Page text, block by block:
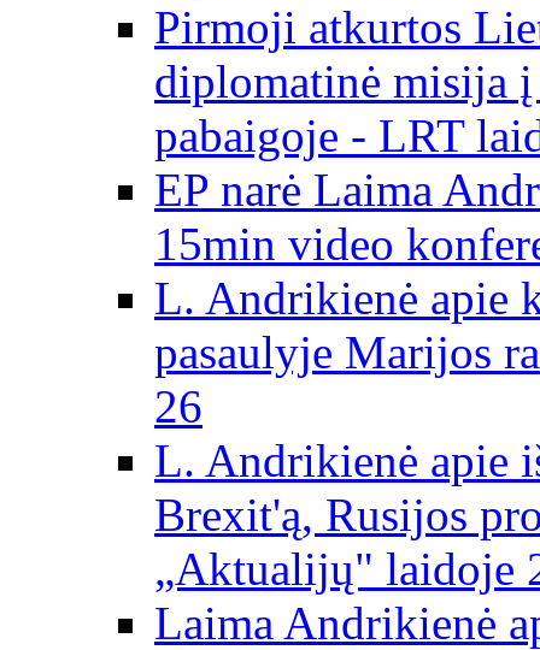
Pirmoji atkurtos
diplomatinė misija
pabaigoje - LRT
EP narė Laima
15min video
L. Andrikienė apie
pasaulyje Marijos
26
L. Andrikienė apie
Brexit'ą, Rusijos
„Aktualijų" laidoje
Laima Andrikienė